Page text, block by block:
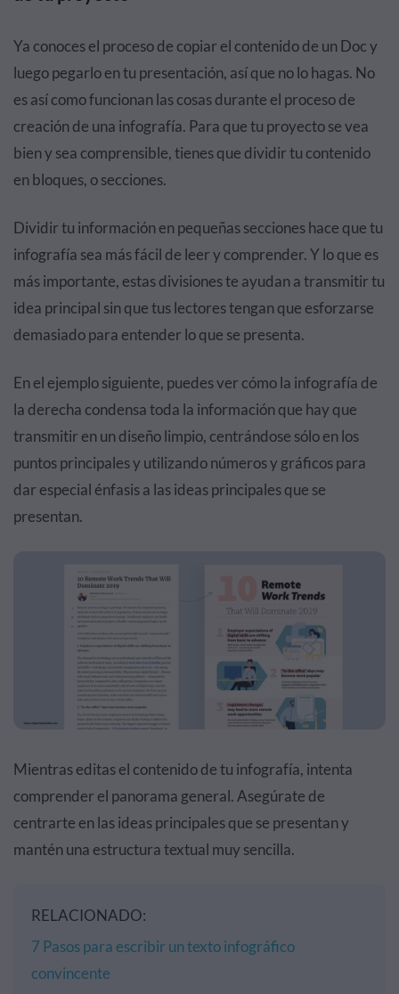
Ya conoces el proceso de copiar el contenido de un Doc y
luego pegarlo en tu presentación, así que no lo hagas. No
es así como funcionan las cosas durante el proceso de
creación de una infografía. Para que tu proyecto se vea
bien y sea comprensible, tienes que dividir tu contenido
en bloques, o secciones.
Dividir tu información en pequeñas secciones hace que tu
infografía sea más fácil de leer y comprender. Y lo que es
más importante, estas divisiones te ayudan a transmitir tu
idea principal sin que tus lectores tengan que esforzarse
demasiado para entender lo que se presenta.
En el ejemplo siguiente, puedes ver cómo la infografía de
la derecha condensa toda la información que hay que
transmitir en un diseño limpio, centrándose sólo en los
puntos principales y utilizando números y gráficos para
dar especial énfasis a las ideas principales que se
presentan.
Mientras editas el contenido de tu infografía, intenta
comprender el panorama general. Asegúrate de
centrarte en las ideas principales que se presentan y
mantén una estructura textual muy sencilla.
RELACIONADO:
7 Pasos para escribir un texto infográfico
convincente